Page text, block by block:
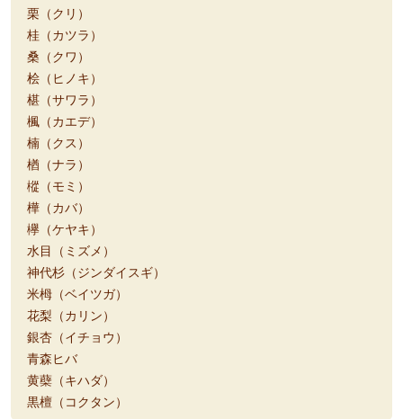
栗（クリ）
桂（カツラ）
桑（クワ）
桧（ヒノキ）
椹（サワラ）
楓（カエデ）
楠（クス）
楢（ナラ）
樅（モミ）
樺（カバ）
欅（ケヤキ）
水目（ミズメ）
神代杉（ジンダイスギ）
米栂（ベイツガ）
花梨（カリン）
銀杏（イチョウ）
青森ヒバ
黄蘗（キハダ）
黒檀（コクタン）